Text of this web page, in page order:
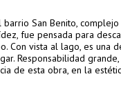
San Benito,
fue pensada para
Con vista al lago, es una
Responsabilidad
de esta obra, en la